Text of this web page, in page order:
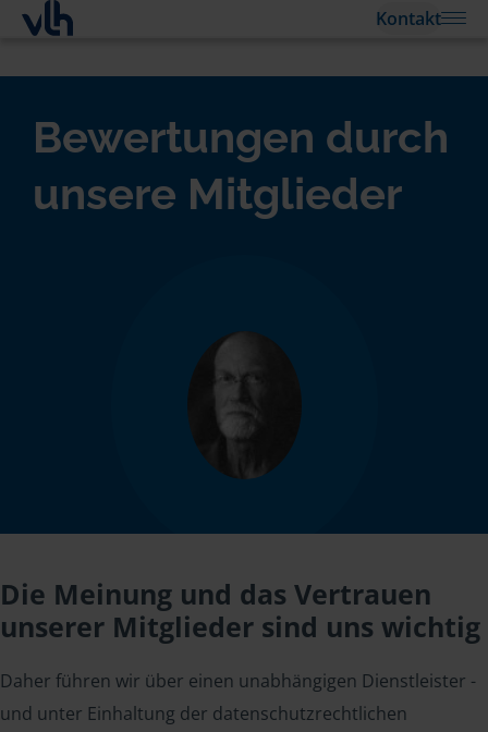
Kontakt
Bewertungen durch
unsere Mitglieder
Die Meinung und das Vertrauen
unserer Mitglieder sind uns wichtig
Daher führen wir über einen unabhängigen Dienstleister -
und unter Einhaltung der datenschutzrechtlichen